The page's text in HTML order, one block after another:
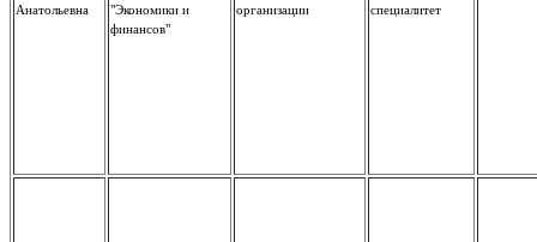
Анатольевна
"Экономики и
финансов"
организации
специалитет